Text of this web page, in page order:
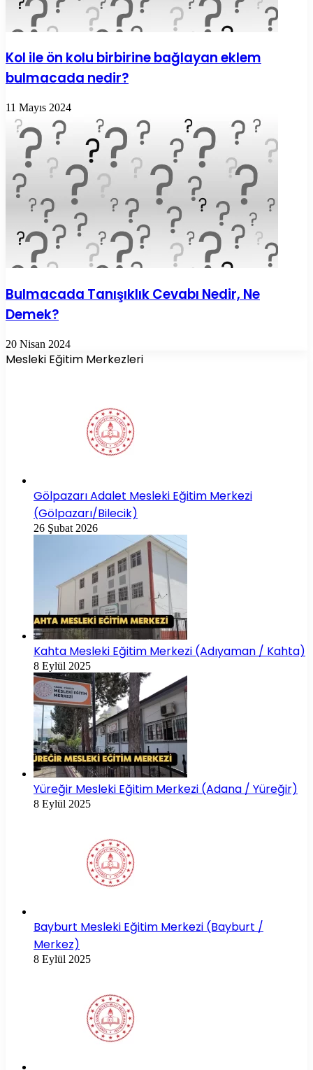
Kol ile ön kolu birbirine bağlayan eklem
bulmacada nedir?
11 Mayıs 2024
Bulmacada Tanışıklık Cevabı Nedir, Ne
Demek?
20 Nisan 2024
Mesleki Eğitim Merkezleri
Gölpazarı Adalet Mesleki Eğitim Merkezi
(Gölpazarı/Bilecik)
26 Şubat 2026
Kahta Mesleki Eğitim Merkezi (Adıyaman / Kahta)
8 Eylül 2025
Yüreğir Mesleki Eğitim Merkezi (Adana / Yüreğir)
8 Eylül 2025
Bayburt Mesleki Eğitim Merkezi (Bayburt /
Merkez)
8 Eylül 2025